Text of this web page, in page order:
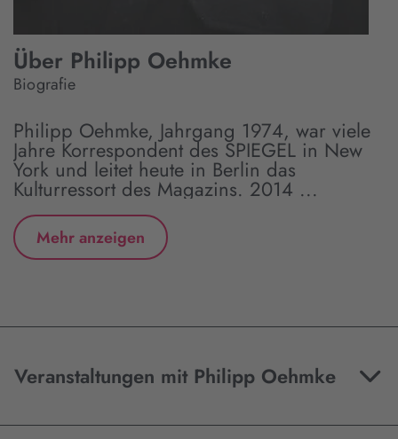
Über Philipp Oehmke
Biografie
Philipp Oehmke, Jahrgang 1974, war viele
Jahre Korrespondent des SPIEGEL in New
York und leitet heute in Berlin das
Kulturressort des Magazins. 2014 ...
Mehr anzeigen
Veranstaltungen mit Philipp Oehmke